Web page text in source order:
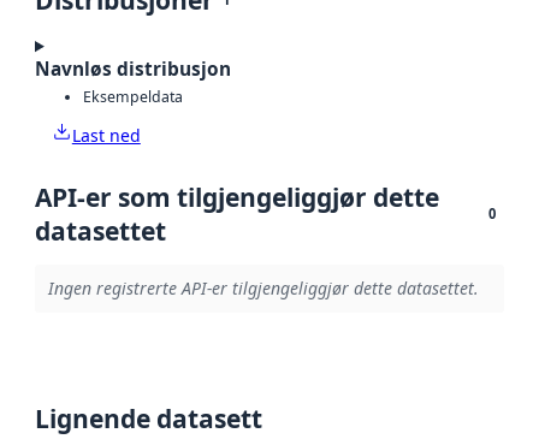
Navnløs distribusjon
Eksempeldata
Last ned
API-er som tilgjengeliggjør dette
datasettet
0
Ingen registrerte API-er tilgjengeliggjør dette datasettet.
Lignende datasett